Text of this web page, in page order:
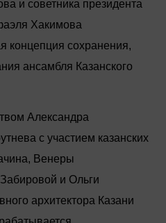
и советника президента
Хакимова
концепция сохранения,
ансамбля Казанского
Александра
с участием казанских
Венеры
и Ольги
архитектора Казани